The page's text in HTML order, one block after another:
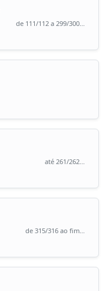
de 111/112 a 299/300...
até 261/262...
de 315/316 ao fim...